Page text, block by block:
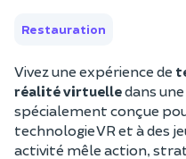
Restauration
Vivez une expérience de
réalité virtuelledans
spécialement conçue
technologie VR et à des
activité mêle action,